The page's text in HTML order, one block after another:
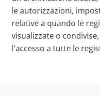
le autorizzazioni,
relative a quando le
visualizzate o
l'accesso a tutte le